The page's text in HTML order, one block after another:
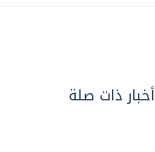
أخبار ذات صلة